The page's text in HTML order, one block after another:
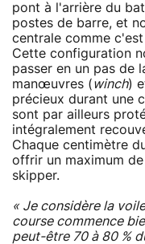
pont à l'arrière du
postes de barre, et
centrale comme
Cette configuration
passer en un pas de
manœuvres (winch)
précieux durant une
sont par ailleurs
intégralement
Chaque centimètre
offrir un maximum
skipper.
« Je considère la
course commence
peut-être 70 à 80 %